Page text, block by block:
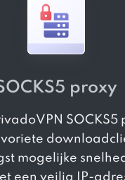
proxy
SOCKS5
mogelijke
een veilig IP-